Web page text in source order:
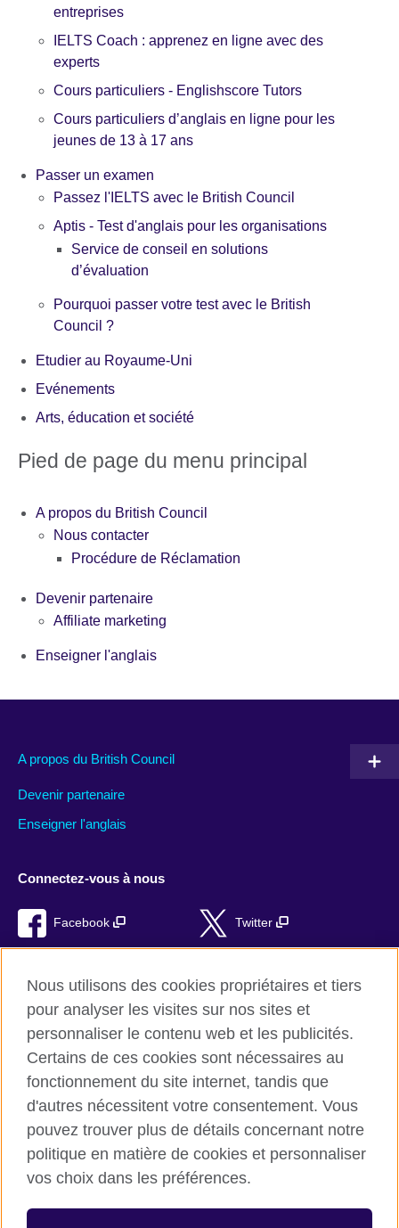
entreprises
IELTS Coach : apprenez en ligne avec des
experts
Cours particuliers - Englishscore Tutors
Cours particuliers d’anglais en ligne pour les
jeunes de 13 à 17 ans
Passer un examen
Passez l'IELTS avec le British Council
Aptis - Test d'anglais pour les organisations
Service de conseil en solutions
d’évaluation
Pourquoi passer votre test avec le British
Council ?
Etudier au Royaume-Uni
Evénements
Arts, éducation et société
Pied de page du menu principal
A propos du British Council
Nous contacter
Procédure de Réclamation
Devenir partenaire
Affiliate marketing
Enseigner l'anglais
A propos du British Council
Devenir partenaire
Enseigner l'anglais
Connectez-vous à nous
Facebook Twitter
British Council global
Conditions d’utilisation et protection des données
Cookies
Plan du site
© 2026 British Council
Nous utilisons des cookies propriétaires et tiers
pour analyser les visites sur nos sites et
personnaliser le contenu web et les publicités.
Certains de ces cookies sont nécessaires au
fonctionnement du site internet, tandis que
d'autres nécessitent votre consentement. Vous
pouvez trouver plus de détails concernant notre
politique en matière de cookies et personnaliser
vos choix dans les préférences.